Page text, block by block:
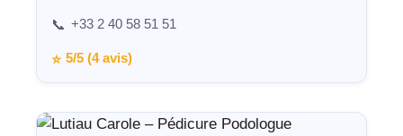
📞 +33 2 40 58 51 51
⭐ 5/5 (4 avis)